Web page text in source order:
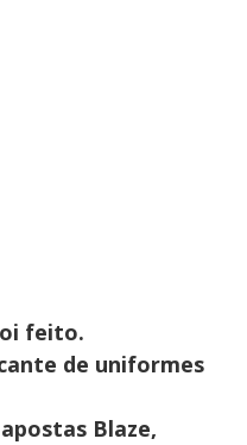
feito.
de uniformes
Blaze,